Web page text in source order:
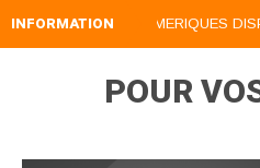
INFORMATION
NOS LIVRES NUMERIQUES
POUR